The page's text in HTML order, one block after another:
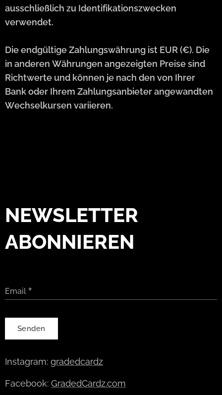
ausschließlich zu Identifikationszwecken
verwendet.
Die endgültige Zahlungswährung ist EUR (€). Die
in anderen Währungen angezeigten Preise sind
Richtwerte und können je nach den von Ihrer
Bank oder Ihrem Zahlungsanbieter angewandten
Wechselkursen variieren.
NEWSLETTER
ABONNIEREN
Email
Senden
Instagram: gradedcardz
Facebook: GradedCardz.com